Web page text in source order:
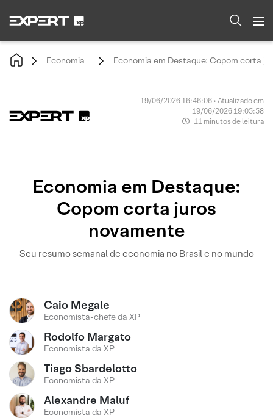
Economia Economia em Destaque: Copom corta
19/06/2026 16:46:06 • Atualizado em
19/06/2026 19:05:58
11 minutos de leitura
Economia em Destaque:
Copom corta juros
novamente
Seu resumo semanal de economia no Brasil e no mundo
Caio Megale
Economista-chefe da XP
Rodolfo Margato
Economista da XP
Tiago Sbardelotto
Economista da XP
Alexandre Maluf
Economista da XP